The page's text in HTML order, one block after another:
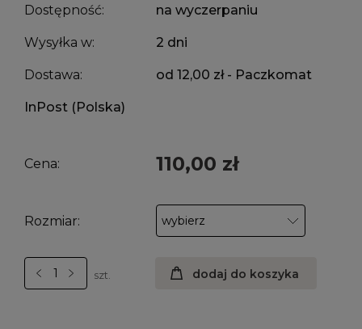
Dostępność: na wyczerpaniu
Wysyłka w: 2 dni
Dostawa: od 12,00 zł - Paczkomat
InPost (Polska)
Cena: 110,00 zł
Rozmiar:
szt. dodaj do koszyka